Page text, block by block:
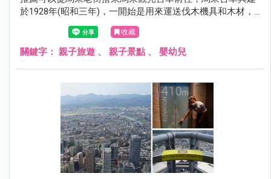
於1928年(昭和三年)，一開始是用來運送伐木機具和木材，
1951年出現手推式載客台車，1964年擴建為雙軌，1974年將
台車動力機械化，「烏來觀光台車」正式誕生，我們可以從
烏來老街搭配烏來觀光台車前往烏來瀑布，單程票價是50
收藏
關鍵字： 親子旅遊 、 親子景點 、 嬰幼兒